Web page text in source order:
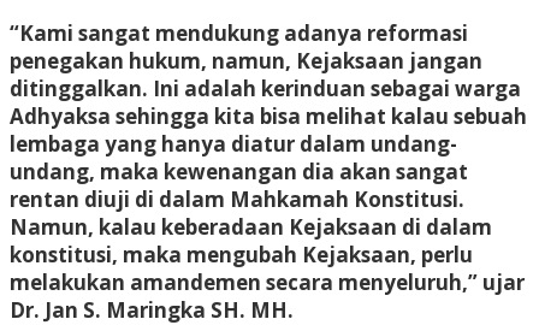
“Kami sangat mendukung adanya reformasi
penegakan hukum, namun, Kejaksaan jangan
ditinggalkan. Ini adalah kerinduan sebagai warga
Adhyaksa sehingga kita bisa melihat kalau sebuah
lembaga yang hanya diatur dalam undang-
undang, maka kewenangan dia akan sangat
rentan diuji di dalam Mahkamah Konstitusi.
Namun, kalau keberadaan Kejaksaan di dalam
konstitusi, maka mengubah Kejaksaan, perlu
melakukan amandemen secara menyeluruh,” ujar
Dr. Jan S. Maringka SH. MH.